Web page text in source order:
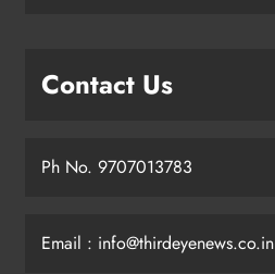
Contact Us
Ph No. 9707013783
Email : info@thirdeyenews.co.in